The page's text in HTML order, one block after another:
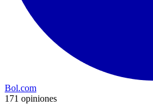
Bol.com
171 opiniones